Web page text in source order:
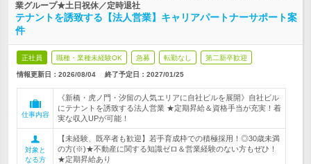
業グループ★土日祝休／定時退社
テナントを誘致する【法人営業】キャリアパートナーサポート案
件
正社員 職種・業種未経験OK 急募 転勤なし 第二新卒歓迎
情報更新日：2026/08/04 終了予定日： 2027/01/25
仕事内容
《新橋・虎ノ門・汐留の人気エリアに自社ビルを展開》自社ビル
にテナントを誘致する法人営業 ★定期昇給＆資格手当が充実！着
実な収入UPが可能！
対象と
なる方
【未経験、既卒者も歓迎】若手育成枠での積極採用！◎30歳未満
の方(※)★不動産に関する知識ゼロ＆営業経験のない方もぜひ！
★定期昇給あり